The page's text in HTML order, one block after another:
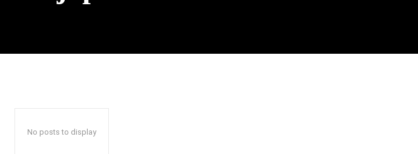
No posts to display